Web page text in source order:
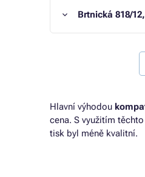
Brtnická 818/
Hlavní výhodou
cena. S využitím
tisk byl méně kvalitní.